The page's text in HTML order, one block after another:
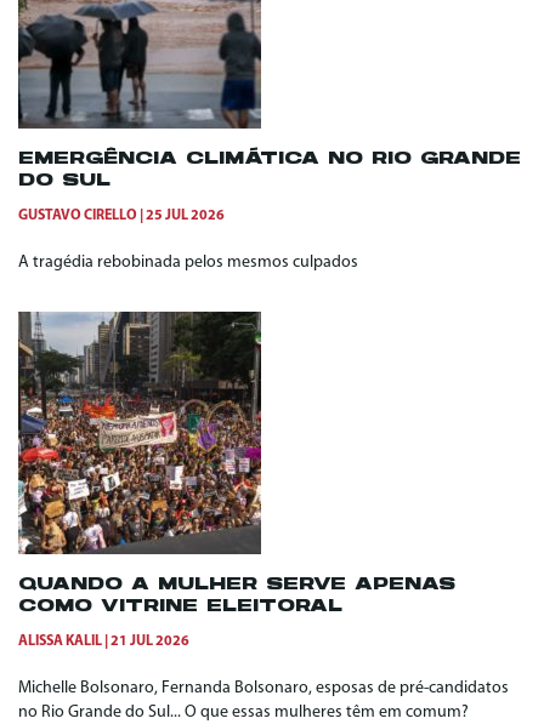
EMERGÊNCIA CLIMÁTICA NO RIO GRANDE
DO SUL
GUSTAVO CIRELLO 25 JUL 2026
A tragédia rebobinada pelos mesmos culpados
QUANDO A MULHER SERVE APENAS
COMO VITRINE ELEITORAL
ALISSA KALIL 21 JUL 2026
Michelle Bolsonaro, Fernanda Bolsonaro, esposas de pré-candidatos
no Rio Grande do Sul... O que essas mulheres têm em comum?